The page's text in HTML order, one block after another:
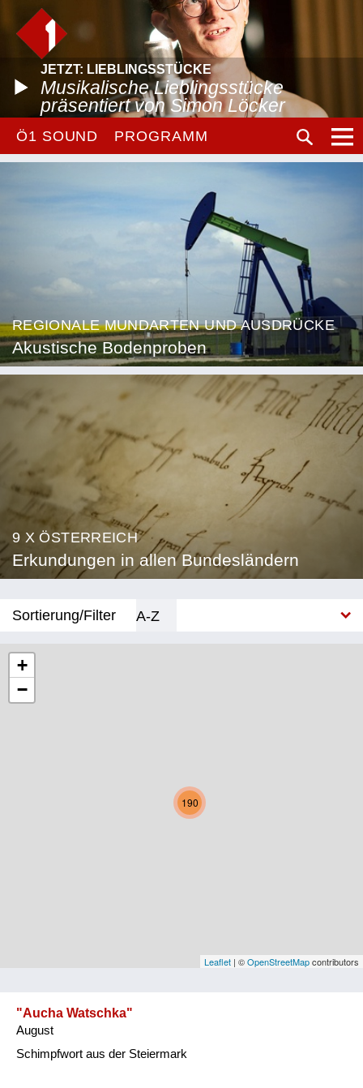
JETZT: LIEBLINGSSTÜCKE
Musikalische Lieblingsstücke
präsentiert von Simon Löcker
Ö1 SOUND PROGRAMM
REGIONALE MUNDARTEN UND AUSDRÜCKE
Akustische Bodenproben
9 X ÖSTERREICH
Erkundungen in allen Bundesländern
Sortierung/Filter
A-Z
Niederösterreich
Oberösterreich
Vorarlberg
190
+
−
Leaflet | ©OpenStreetMapcontributors
"Aucha Watschka"
August
Schimpfwort aus der Steiermark